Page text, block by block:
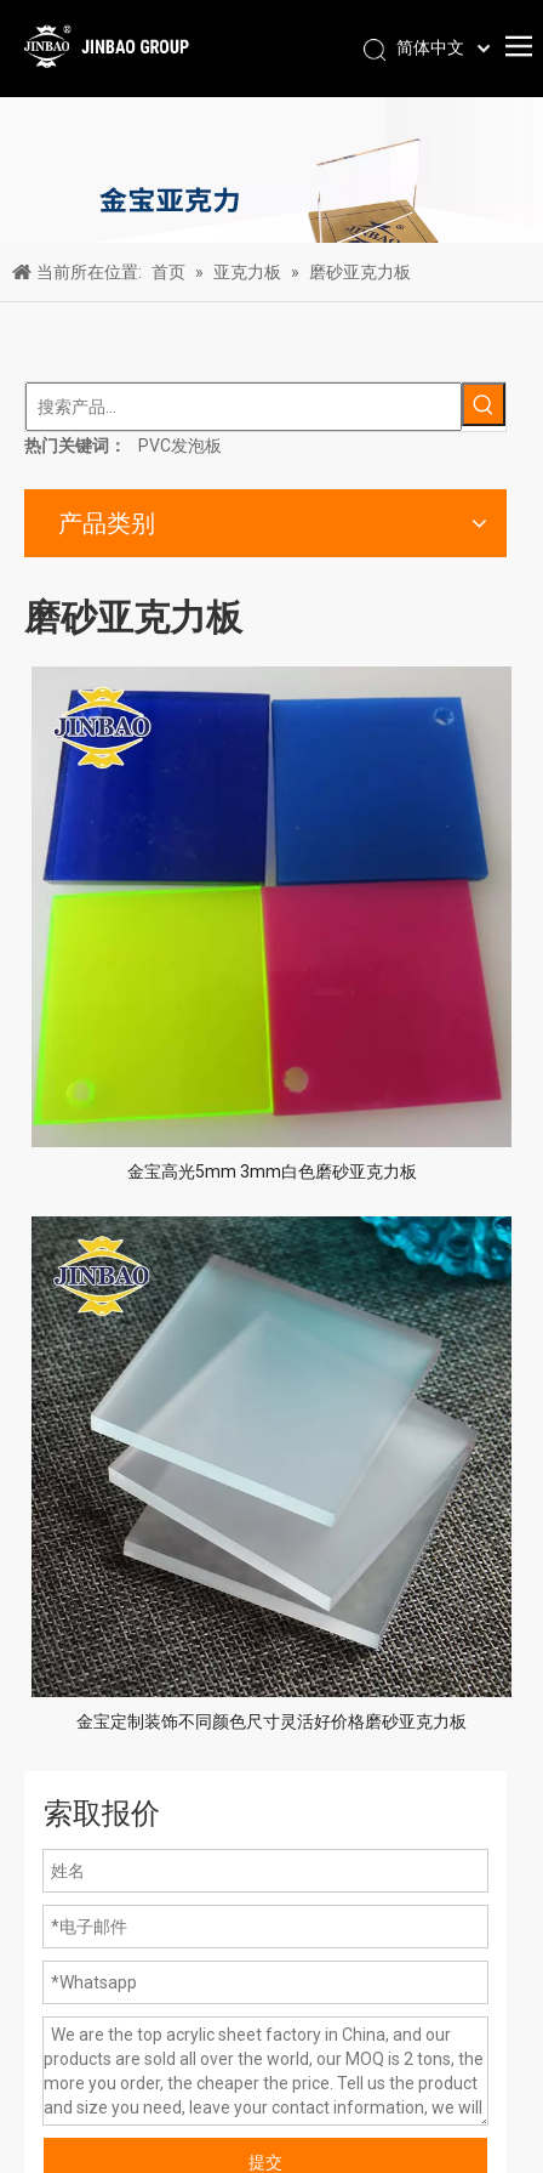
简体中文
العربية
English
当前所在位置: 首页 » 亚克力板 » 磨砂亚克力板
热门关键词： PVC发泡板
产品类别
磨砂亚克力板
金宝高光5mm 3mm白色磨砂亚克力板
金宝定制装饰不同颜色尺寸灵活好价格磨砂亚克力板
索取报价
提交